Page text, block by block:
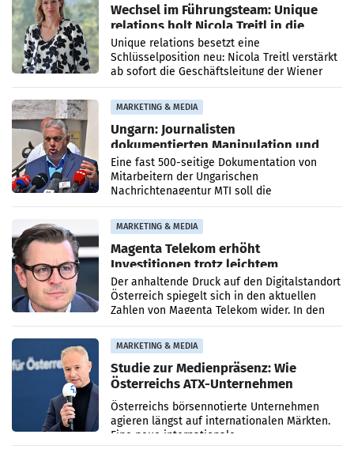
Wechsel im Führungsteam: Unique
relations holt Nicola Treitl in die
Geschäftsleitung
Unique relations besetzt eine
Schlüsselposition neu: Nicola Treitl verstärkt
ab sofort die Geschäftsleitung der Wiener
PR-Agentur an der Seite von Josef Kalina und
Anna Kalina-Mahr.
MARKETING & MEDIA
Ungarn: Journalisten
dokumentierten Manipulation und
Zensur
Eine fast 500-seitige Dokumentation von
Mitarbeitern der Ungarischen
Nachrichtenagentur MTI soll die
systematische Nachrichten-Manipulation und
Zensur bei der Agentur während der Zeit
MARKETING & MEDIA
Magenta Telekom erhöht
Investitionen trotz leichtem
Umsatzrückgang
Der anhaltende Druck auf den Digitalstandort
Österreich spiegelt sich in den aktuellen
Zahlen von Magenta Telekom wider. In den
ersten sechs Monaten des laufenden Jahres
verzeichnete
MARKETING & MEDIA
Studie zur Medienpräsenz: Wie
Österreichs ATX-Unternehmen
international wahrgenommen
werden
Österreichs börsennotierte Unternehmen
agieren längst auf internationalen Märkten.
Eine neue internationale
Medienresonanzanalyse untersucht die